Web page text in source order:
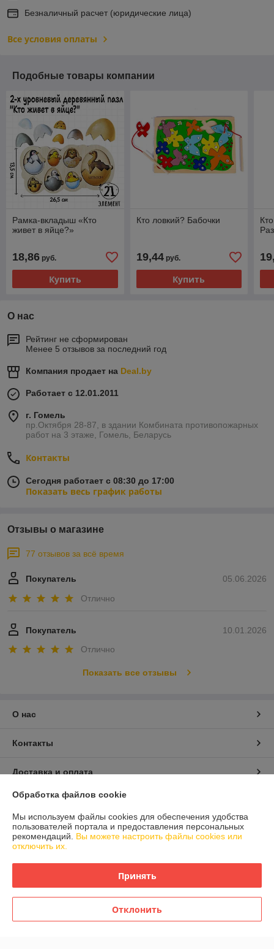
Безналичный расчет (юридические лица)
Все условия оплаты
Подобные товары компании
Рамка-вкладыш «Кто
живет в яйце?»
18,86 руб.
Купить
Кто ловкий? Бабочки
19,44руб.
Купить
О нас
Рейтинг не сформирован
Менее 5 отзывов за последний год
Компания продает на Deal.by
Работает с 12.01.2011
г. Гомель
пр.Октября 28-87, в здании Комбината противопожарных
работ на 3 этаже, Гомель, Беларусь
Контакты
Сегодня работает с 08:30 до 17:00
Показать весь график работы
Отзывы о магазине
77 отзывов за всё время
05.06.2026
Покупатель
Отлично
10.01.2026
Покупатель
Отлично
Показать все отзывы
О нас
Контакты
Доставка и оплата
График работы
Полная версия сайта
Сайт создан на платформе Deal.by
Обработка файлов cookie
Мы используем файлы cookies для обеспечения удобства
пользователей портала и предоставления персональных
рекомендаций. Вы можете настроить файлы cookies или
отключить их.
Принять
Отклонить